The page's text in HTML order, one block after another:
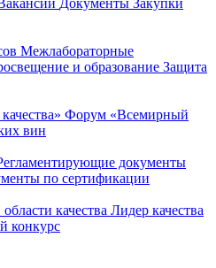
Документы Закупки
Межлабораторные
и образование Защита
Форум «Всемирный
вин
документы
по сертификации
качества Лидер качества
конкурс